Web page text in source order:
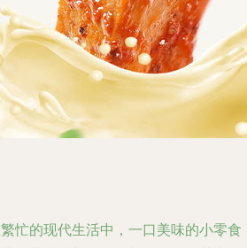
忙的现代生活中，一口美味的小零